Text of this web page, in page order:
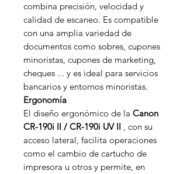
combina precisión, velocidad y
calidad de escaneo. Es compatible
con una amplia variedad de
documentos como sobres, cupones
minoristas, cupones de marketing,
cheques ... y es ideal para servicios
bancarios y entornos minoristas.
Ergonomía
El diseño ergonómico de la Canon
CR-190i II / CR-190i UV II , con su
acceso lateral, facilita operaciones
como el cambio de cartucho de
impresora u otros y permite, en